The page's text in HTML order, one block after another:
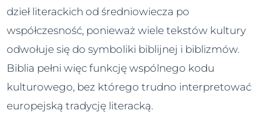
dzieł literackich od średniowiecza po
współczesność, ponieważ wiele tekstów kultury
odwołuje się do symboliki biblijnej i biblizmów.
Biblia pełni więc funkcję wspólnego kodu
kulturowego, bez którego trudno interpretować
europejską tradycję literacką.